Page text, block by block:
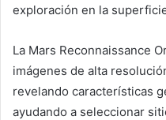
exploración en la
La Mars Reconnaissance
imágenes de alta
revelando características
ayudando a seleccionar